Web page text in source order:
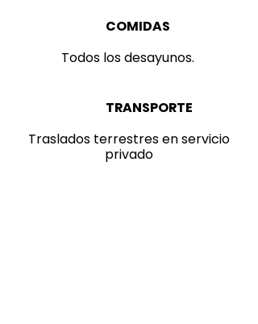
COMIDAS
Todos los desayunos.
TRANSPORTE
Traslados terrestres en servicio
privado